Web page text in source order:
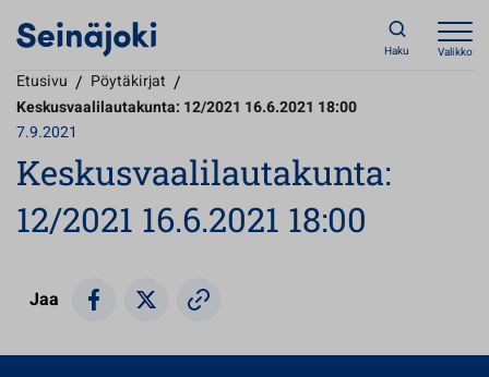
Haku Valikko
Etusivu / Pöytäkirjat /
Keskusvaalilautakunta: 12/2021 16.6.2021 18:00
7.9.2021
Keskusvaalilautakunta:
12/2021 16.6.2021 18:00
Jaa